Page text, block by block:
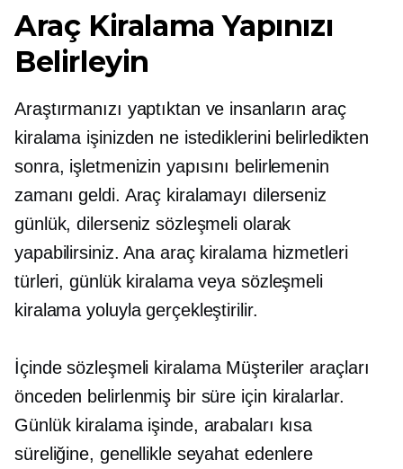
Araç Kiralama Yapınızı
Belirleyin
Araştırmanızı yaptıktan ve insanların araç
kiralama işinizden ne istediklerini belirledikten
sonra, işletmenizin yapısını belirlemenin
zamanı geldi. Araç kiralamayı dilerseniz
günlük, dilerseniz sözleşmeli olarak
yapabilirsiniz. Ana araç kiralama hizmetleri
türleri, günlük kiralama veya sözleşmeli
kiralama yoluyla gerçekleştirilir.
İçindesözleşmeli kiralamaMüşteriler araçları
önceden belirlenmiş bir süre için kiralarlar.
Günlük kiralama işinde, arabaları kısa
süreliğine, genellikle seyahat edenlere